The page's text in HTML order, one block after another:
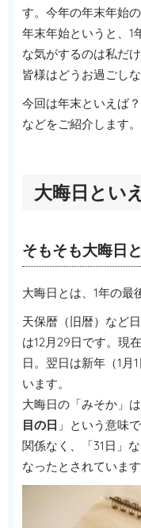
す。今年の年末年始
年末年始というと、1
な気がするのは私だけ
皆様はどうお過ごし
今回は年末といえば
などをご紹介します。
大晦日とい
そもそも大晦日
大晦日とは、1年の最
天保暦（旧暦）など
は12月29日です。現
日。翌日は新年（1月
います。
大晦日の「みそか」
目の日 」という意味
関係なく、「31日」
なったとされています